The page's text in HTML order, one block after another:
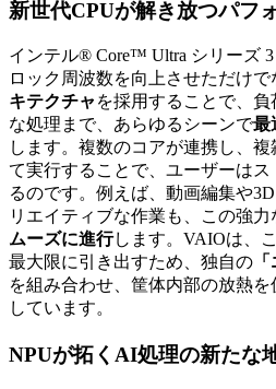
新世代CPUが解き放つパフ
インテル® Core™ Ultra シリーズ
ロック周波数を向上させただけで
キテクチャ を採用することで、
な処理まで、あらゆるシーンで最
します。複数のコアが連携し、
て実行することで、ユーザーは
るのです。例えば、動画編集や
リエイティブな作業も、この強力
ムーズに進行します。VAIOは、
最大限に引き出すため、独自の
を組み合わせ、筐体内部の放熱を
しています。
NPUが拓くAI処理の新たな